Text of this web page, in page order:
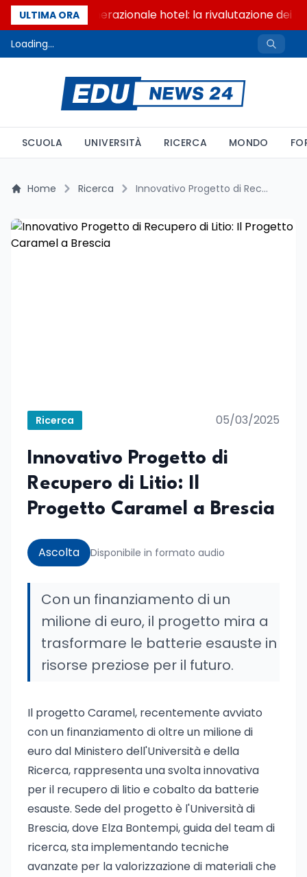
ULTIMA ORA
Passaggio generazionale hotel: la rivalutazione dei
Loading...
SCUOLA UNIVERSITÀ RICERCA MONDO
Home Ricerca Innovativo Progetto di Recupero di Litio: Il Progetto Caramel a Brescia
Ricerca 05/03/2025
Innovativo Progetto di
Recupero di Litio: Il
Progetto Caramel a Brescia
Ascolta Disponibile in formato audio
Con un finanziamento di un
milione di euro, il progetto mira a
trasformare le batterie esauste in
risorse preziose per il futuro.
Il progetto Caramel, recentemente avviato
con un finanziamento di oltre un milione di
euro dal Ministero dell'Università e della
Ricerca, rappresenta una svolta innovativa
per il recupero di litio e cobalto da batterie
esauste. Sede del progetto è l'Università di
Brescia, dove Elza Bontempi, guida del team di
ricerca, sta implementando tecniche
avanzate per la valorizzazione di materiali che